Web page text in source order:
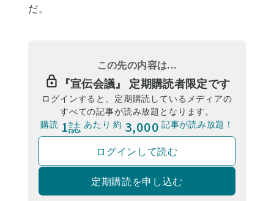
だ。
この先の内容は...
『宣伝会議』 定期購読者限定です
ログインすると、定期購読しているメディアの
すべての記事が読み放題となります。
購読 1誌 あたり 約 3,000 記事が読み放題！
ログインして読む
定期購読を申し込む